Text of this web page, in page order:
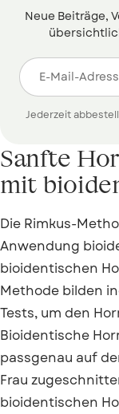
Neue Beiträge,
Jederzeit
Sanfte
mit
Die Rimkus-
Anwendung
bioidentischen
Methode bilden
Tests, um den
Bioidentische
passgenau auf
Frau
bioidentischen